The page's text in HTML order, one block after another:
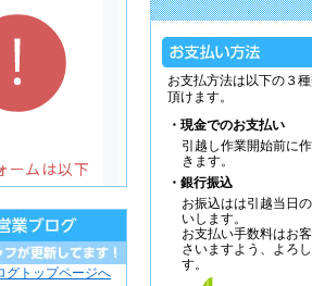
お支払方法は以下の３
頂けます。
・現金でのお支払い
引越し作業開始前に
きます。
・銀行振込
お振込はは引越当日
いします。
お支払い手数料はお
さいますよう、よろ
す。